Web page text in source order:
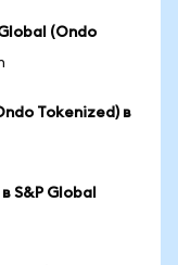
(Ondo
Tokenized) в
S&P Global